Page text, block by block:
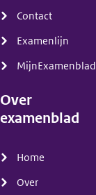
Contact
Examenlijn
MijnExamenblad
Over
examenblad
Home
Over